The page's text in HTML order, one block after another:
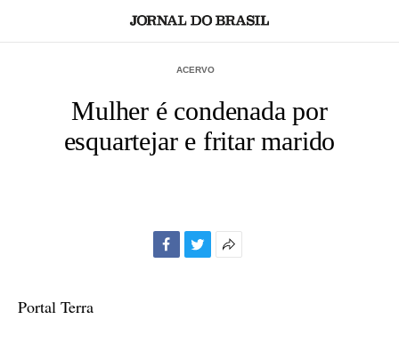
ACERVO
Mulher é condenada por
esquartejar e fritar marido
Portal Terra